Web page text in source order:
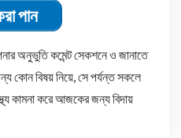
পান
অনুভুতি কমেন্ট সেকশনে ও জানাতে
কোন বিষয় নিয়ে, সে পর্যন্ত সকলে
কামনা করে আজকের জন্য বিদায়